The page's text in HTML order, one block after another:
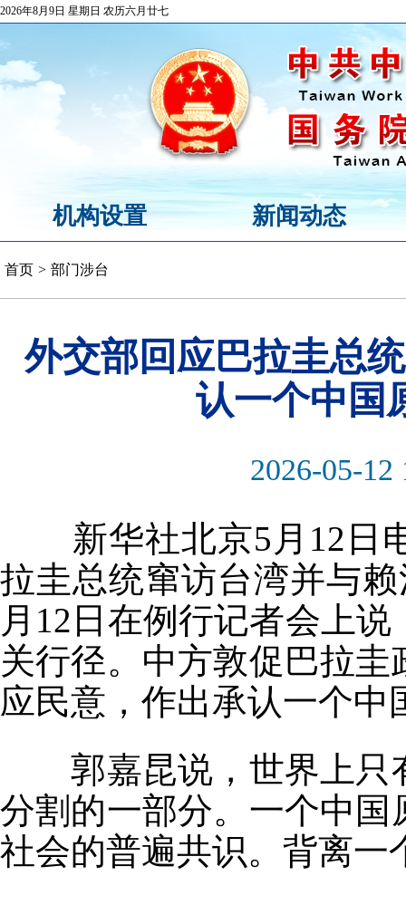
2026年8月9日 星期日 农历六月廿七
机构设置 新闻动态
首页 > 部门涉台
外交部回应巴拉圭总
认一个中国
2026-05-12
新华社北京5月12日电
拉圭总统窜访台湾并与
月12日在例行记者会上
关行径。中方敦促巴拉
应民意，作出承认一个
郭嘉昆说，世界上只
分割的一部分。一个中
社会的普遍共识。背离一